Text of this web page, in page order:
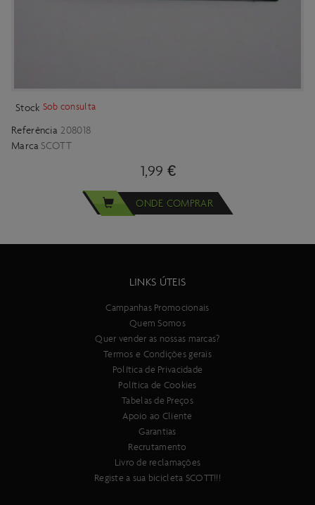
Stock Sob consulta
Referência 208018
Marca SCOTT
1,99 €
ONDE COMPRAR
LINKS ÚTEIS
Campanhas Promocionais
Quem Somos
Quer vender as nossas marcas?
Termos e Condições gerais
Política de Privacidade
Política de Cookies
Tabelas de Preços
Apoio ao Cliente
Garantias
Recrutamento
Livro de reclamações
Registe a sua bicicleta SCOTT!!!